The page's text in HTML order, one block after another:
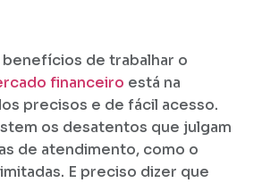
de trabalhar o
financeiro está na
precisos e de fácil acesso.
os desatentos que julgam
de atendimento, como o
E preciso dizer que